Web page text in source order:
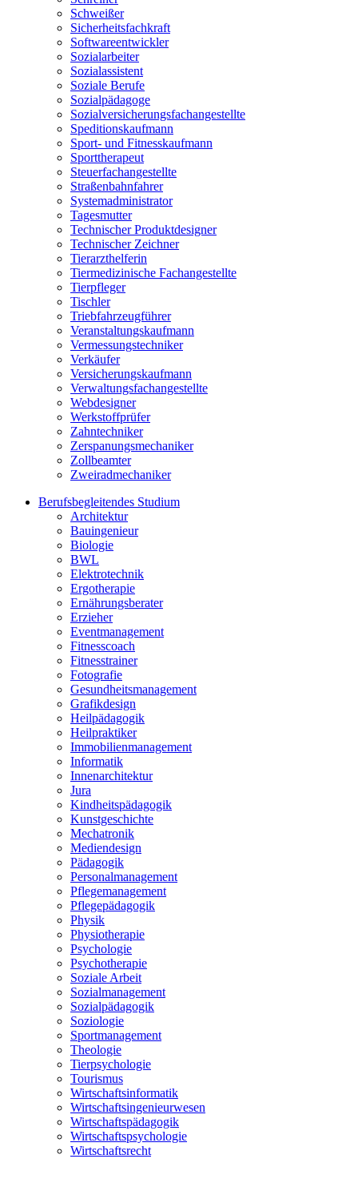
Schweißer
Sicherheitsfachkraft
Softwareentwickler
Sozialarbeiter
Sozialassistent
Soziale Berufe
Sozialpädagoge
Sozialversicherungsfachangestellte
Speditionskaufmann
Sport- und Fitnesskaufmann
Sporttherapeut
Steuerfachangestellte
Straßenbahnfahrer
Systemadministrator
Tagesmutter
Technischer Produktdesigner
Technischer Zeichner
Tierarzthelferin
Tiermedizinische Fachangestellte
Tierpfleger
Tischler
Triebfahrzeugführer
Veranstaltungskaufmann
Vermessungstechniker
Verkäufer
Versicherungskaufmann
Verwaltungsfachangestellte
Webdesigner
Werkstoffprüfer
Zahntechniker
Zerspanungsmechaniker
Zollbeamter
Zweiradmechaniker
Berufsbegleitendes Studium
Architektur
Bauingenieur
Biologie
BWL
Elektrotechnik
Ergotherapie
Ernährungsberater
Erzieher
Eventmanagement
Fitnesscoach
Fitnesstrainer
Fotografie
Gesundheitsmanagement
Grafikdesign
Heilpädagogik
Heilpraktiker
Immobilienmanagement
Informatik
Innenarchitektur
Jura
Kindheitspädagogik
Kunstgeschichte
Mechatronik
Mediendesign
Pädagogik
Personalmanagement
Pflegemanagement
Pflegepädagogik
Physik
Physiotherapie
Psychologie
Psychotherapie
Soziale Arbeit
Sozialmanagement
Sozialpädagogik
Soziologie
Sportmanagement
Theologie
Tierpsychologie
Tourismus
Wirtschaftsinformatik
Wirtschaftsingenieurwesen
Wirtschaftspädagogik
Wirtschaftspsychologie
Wirtschaftsrecht